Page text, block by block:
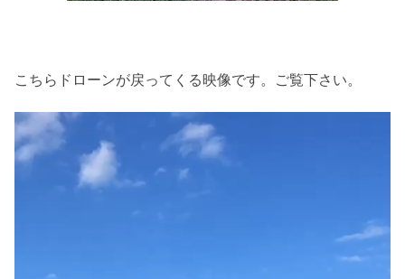
こちらドローンが戻ってくる映像です。ご覧下さい。